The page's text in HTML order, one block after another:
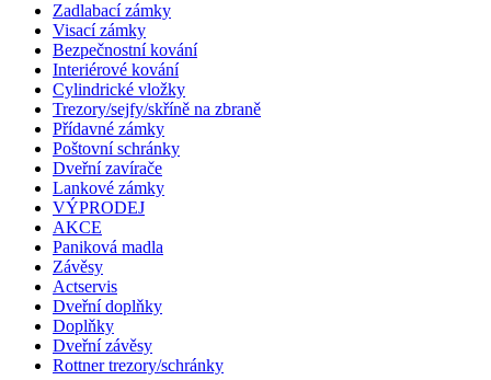
Zadlabací zámky
Visací zámky
Bezpečnostní kování
Interiérové kování
Cylindrické vložky
Trezory/sejfy/skříně na zbraně
Přídavné zámky
Poštovní schránky
Dveřní zavírače
Lankové zámky
VÝPRODEJ
AKCE
Paniková madla
Závěsy
Actservis
Dveřní doplňky
Doplňky
Dveřní závěsy
Rottner trezory/schránky